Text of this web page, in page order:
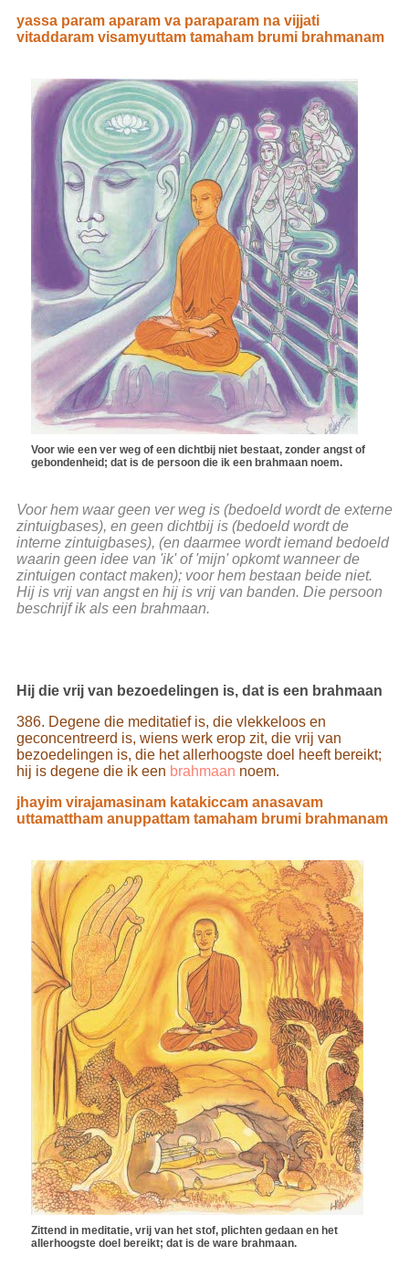
yassa param aparam va paraparam na vijjati
vitaddaram visamyuttam tamaham brumi brahmanam
Voor wie een ver weg of een dichtbij niet bestaat, zonder angst of
gebondenheid; dat is de persoon die ik een brahmaan noem.
Voor hem waar geen ver weg is (bedoeld wordt de externe
zintuigbases), en geen dichtbij is (bedoeld wordt de
interne zintuigbases), (en daarmee wordt iemand bedoeld
waarin geen idee van 'ik' of 'mijn' opkomt wanneer de
zintuigen contact maken); voor hem bestaan beide niet.
Hij is vrij van angst en hij is vrij van banden. Die persoon
beschrijf ik als een brahmaan.
Hij die vrij van bezoedelingen is, dat is een brahmaan
386. Degene die meditatief is, die vlekkeloos en
geconcentreerd is, wiens werk erop zit, die vrij van
bezoedelingen is, die het allerhoogste doel heeft bereikt;
hij is degene die ik een brahmaan noem.
jhayim virajamasinam katakiccam anasavam
uttamattham anuppattam tamaham brumi brahmanam
Zittend in meditatie, vrij van het stof, plichten gedaan en het
allerhoogste doel bereikt; dat is de ware brahmaan.